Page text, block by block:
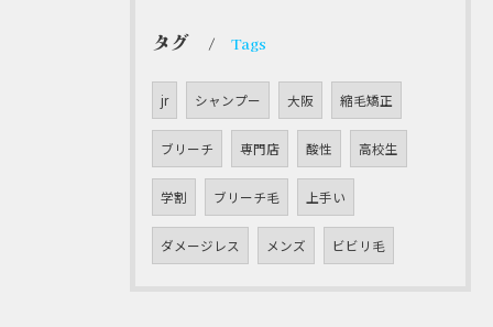
タグ Tags
jr シャンプー 大阪 縮毛矯正
ブリーチ 専門店 酸性 高校生
学割 ブリーチ毛 上手い
ダメージレス メンズ ビビリ毛